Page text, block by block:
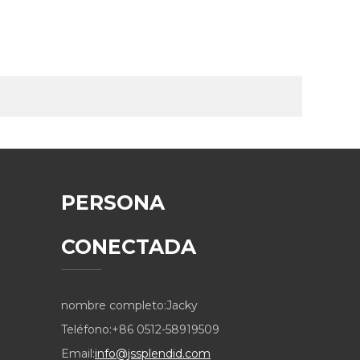
PERSONA
CONECTADA
nombre completo:Jacky
Teléfono:+86 0512-58919509
Email:info@jssplendid.com